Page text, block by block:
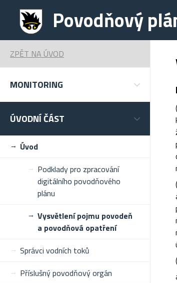
Povodňový
ZPĚT NA ÚVOD
MONITORING
ÚVODNÍ ČÁST
Úvod
Podklady pro zpracování
digitálního povodňového
plánu
Vysvětlení pojmu povodeň
a povodňová opatření
Správci vodních toků
Příslušný povodňový orgán